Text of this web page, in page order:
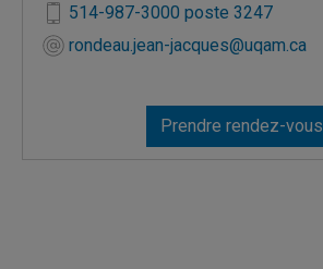
514-987-3000 poste 3247
rondeau.jean-jacques@uqam.ca
Prendre rendez-vous